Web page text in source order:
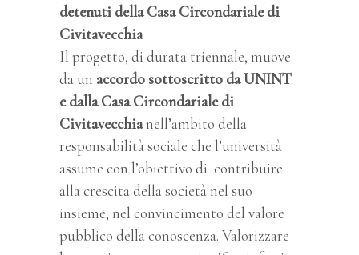
detenuti della Casa Circondariale di
Civitavecchia
Il progetto, di durata triennale, muove
da un accordo sottoscritto da UNINT
e dalla Casa Circondariale di
Civitavecchianell’ambito della
responsabilità sociale che l’università
assume con l’obiettivo di contribuire
alla crescita della società nel suo
insieme, nel convincimento del valore
pubblico della conoscenza. Valorizzare